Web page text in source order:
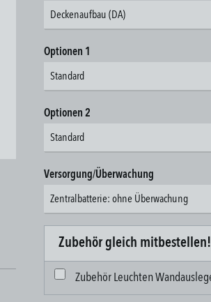
Deckenaufbau (DA)
Optionen 1
Standard
Optionen 2
Standard
Versorgung/Überwachung
Zentralbatterie: ohne Überwachung
Zubehör gleich mitbestellen!